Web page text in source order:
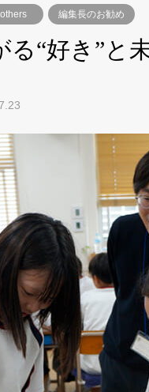
others 編集長のお勧め
る“好き”と